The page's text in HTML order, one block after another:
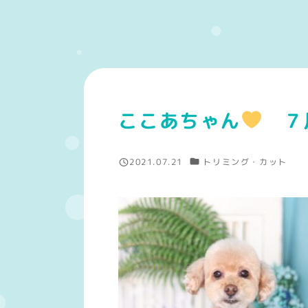
ここあちゃん ７
投稿日
2021.07.21 カテゴリー
トリミング・カット